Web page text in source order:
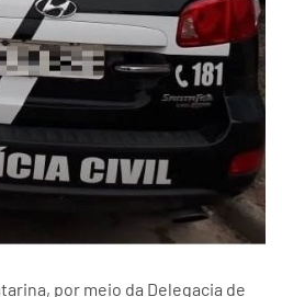
por meio da Delegacia de